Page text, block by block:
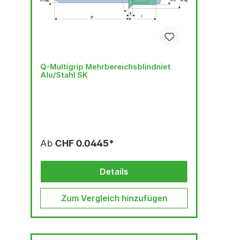
Q-Multigrip Mehrbereichsblindniet
Alu/Stahl SK
Ab CHF 0.0445*
Details
Zum Vergleich hinzufügen